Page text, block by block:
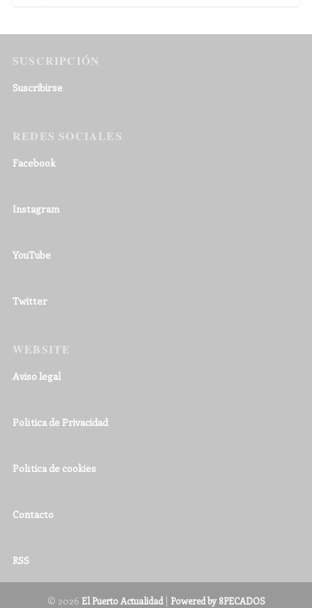
SUSCRIPCIÓN
Suscribirse
REDES SOCIALES
Facebook
Instagram
YouTube
Twitter
WEBSITE
Aviso legal
Política de Privacidad
Política de cookies
Contacto
RSS
© 2026 El Puerto Actualidad| Powered by 8PECADOS